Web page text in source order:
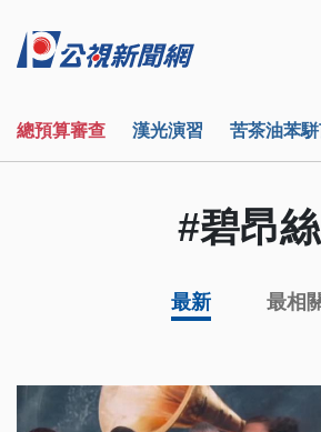
總預算審查 漢光演習 苦茶油苯
#碧昂絲
最新 最相